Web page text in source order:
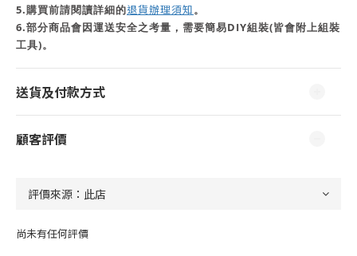
5.購買前請閱讀詳細的退貨辦理須知。
6.部分商品會因運送安全之考量，需要簡易DIY組裝(皆會附上組裝
工具)。
送貨及付款方式
顧客評價
尚未有任何評價